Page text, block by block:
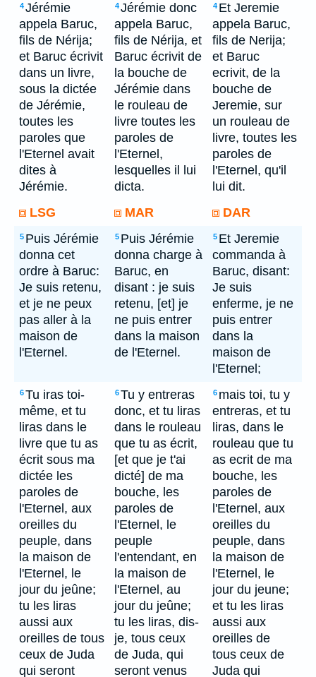
4Jérémie
appela Baruc,
fils de Nérija;
et Baruc écrivit
dans un livre,
sous la dictée
de Jérémie,
toutes les
paroles que
l'Eternel avait
dites à
Jérémie.
4Jérémie donc
appela Baruc,
fils de Nérija, et
Baruc écrivit de
la bouche de
Jérémie dans
le rouleau de
livre toutes les
paroles de
l'Eternel,
lesquelles il lui
dicta.
4 Et Jeremie
appela Baruc,
fils de Nerija;
et Baruc
ecrivit, de la
bouche de
Jeremie, sur
un rouleau de
livre, toutes les
paroles de
l'Eternel, qu'il
lui dit.
LSG
MAR DAR
5 Puis Jérémie
donna cet
ordre à Baruc:
Je suis retenu,
et je ne peux
pas aller à la
maison de
l'Eternel.
5 Puis Jérémie
donna charge à
Baruc, en
disant : je suis
retenu, [et] je
ne puis entrer
dans la maison
de l'Eternel.
5 Et Jeremie
commanda à
Baruc, disant:
Je suis
enferme, je ne
puis entrer
dans la
maison de
l'Eternel;
6Tu iras toi-
même, et tu
liras dans le
livre que tu as
écrit sous ma
dictée les
paroles de
l'Eternel, aux
oreilles du
peuple, dans
la maison de
l'Eternel, le
jour du jeûne;
tu les liras
aussi aux
oreilles de tous
ceux de Juda
qui seront
6Tu y entreras
donc, et tu liras
dans le rouleau
que tu as écrit,
[et que je t'ai
dicté] de ma
bouche, les
paroles de
l'Eternel, le
peuple
l'entendant, en
la maison de
l'Eternel, au
jour du jeûne;
tu les liras, dis-
je, tous ceux
de Juda, qui
seront venus
6 mais toi, tu y
entreras, et tu
liras, dans le
rouleau que tu
as ecrit de ma
bouche, les
paroles de
l'Eternel, aux
oreilles du
peuple, dans
la maison de
l'Eternel, le
jour du jeune;
et tu les liras
aussi aux
oreilles de
tous ceux de
Juda qui